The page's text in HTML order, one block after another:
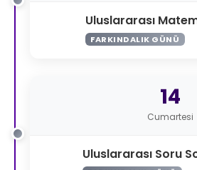
Uluslararası
FARKINDALIK GÜNÜ
14
Cumartesi
Uluslararası Soru